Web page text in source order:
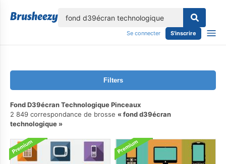
Se connecter S'inscrire
Filters
Fond D39écran Technologique Pinceaux
2 849 correspondance de brosse
fond d39écran
technologique